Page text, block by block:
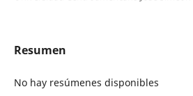
Resumen
No hay resúmenes disponibles